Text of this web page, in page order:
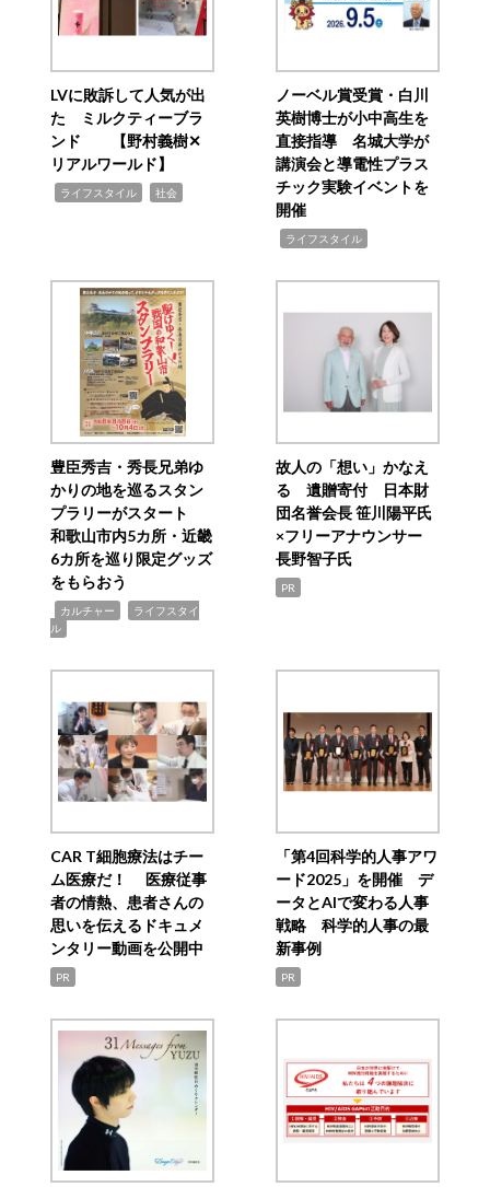
LVに敗訴して人気が出
た ミルクティーブラ
ンド 【野村義樹✕
リアルワールド】
ライフスタイル 社会
ノーベル賞受賞・白川
英樹博士が小中高生を
直接指導 名城大学が
講演会と導電性プラス
チック実験イベントを
開催
ライフスタイル
豊臣秀吉・秀長兄弟ゆ
かりの地を巡るスタン
プラリーがスタート
和歌山市内5カ所・近畿
6カ所を巡り限定グッズ
をもらおう
カルチャー
ライフスタイ
ル
故人の「想い」かなえ
る 遺贈寄付 日本財
団名誉会長 笹川陽平氏
×フリーアナウンサー
長野智子氏
PR
CAR T細胞療法はチー
ム医療だ！ 医療従事
者の情熱、患者さんの
思いを伝えるドキュメ
ンタリー動画を公開中
PR
「第4回科学的人事アワ
ード2025」を開催 デ
ータとAIで変わる人事
戦略 科学的人事の最
新事例
PR